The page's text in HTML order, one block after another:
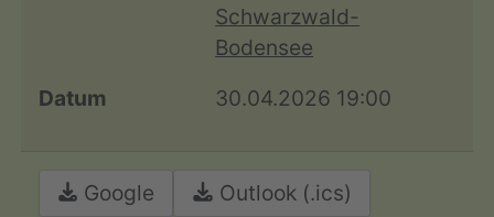
Schwarzwald-
Bodensee
Datum
30.04.2026 19:00
Google Outlook (.ics)